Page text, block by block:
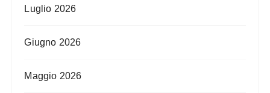
Luglio 2026
Giugno 2026
Maggio 2026